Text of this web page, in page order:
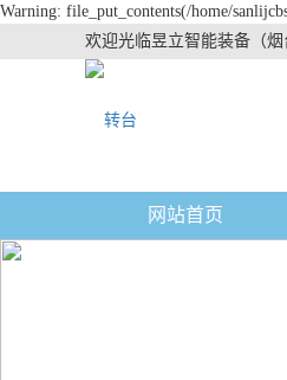
Warning: file_put_contents(/home/
欢迎光临昱立智能装备（烟
网站首页